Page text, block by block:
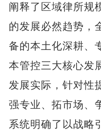
阐释了区域律所规
的发展必然趋势，
备的本土化深耕、
本管控三大核心发
发展实际，针对性
强专业、拓市场、
系统明确了以战略